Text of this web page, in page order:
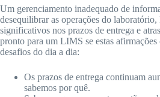
Um gerenciamento inadequado de
desequilibrar as operações do
significativos nos prazos de entrega e
pronto para um LIMS se estas afirmações
desafios do dia a dia:
Os prazos de entrega continuam
sabemos por quê.